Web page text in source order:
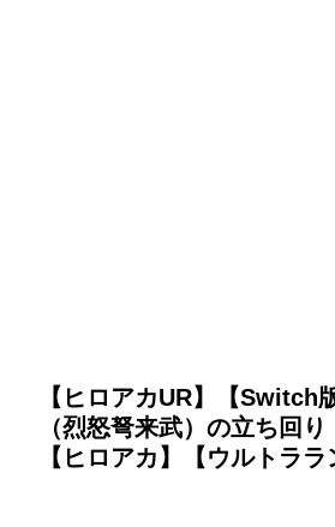
【ヒロアカUR】【Switch
（烈怒弩来武）の立ち回
【ヒロアカ】【ウルトララ